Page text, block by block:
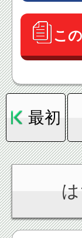
こ
最初